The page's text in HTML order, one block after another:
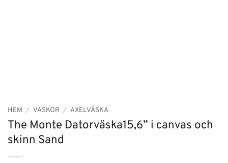
HEM / VÄSKOR / AXELVÄSKA
The Monte Datorväska15,6” i canvas och
skinn Sand